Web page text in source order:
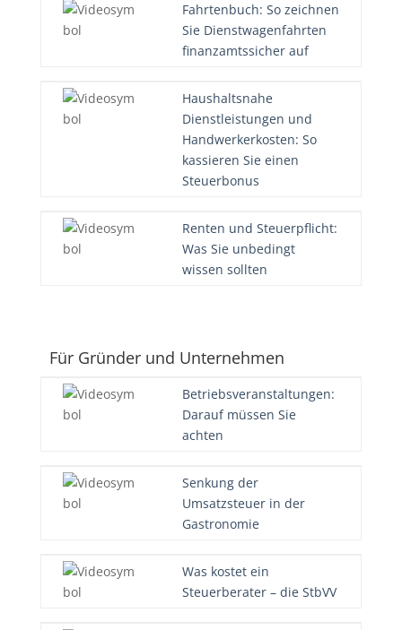
Fahrtenbuch: So zeichnen
Sie Dienstwagenfahrten
finanzamtssicher auf
Haushaltsnahe
Dienstleistungen und
Handwerkerkosten: So
kassieren Sie einen
Steuerbonus
Renten und Steuerpflicht:
Was Sie unbedingt
wissen sollten
Für Gründer und Unternehmen
Betriebsveranstaltungen:
Darauf müssen Sie
achten
Senkung der
Umsatzsteuer in der
Gastronomie
Was kostet ein
Steuerberater – die StbVV